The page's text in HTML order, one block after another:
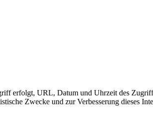
erfolgt, URL, Datum und Uhrzeit des
Zwecke und zur Verbesserung dieses